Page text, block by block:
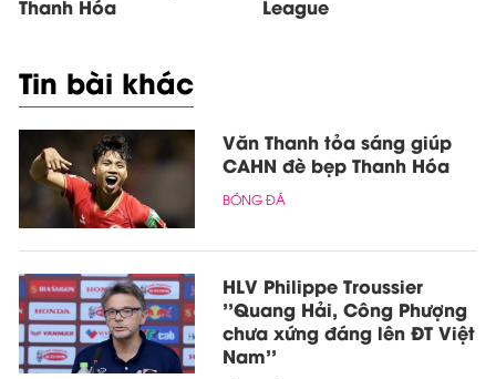
Thanh Hóa
League
Tin bài khác
Văn Thanh tỏa sáng giúp
CAHN đè bẹp Thanh Hóa
BÓNG ĐÁ
HLV Philippe Troussier
''Quang Hải, Công Phượng
chưa xứng đáng lên ĐT Việt
Nam''